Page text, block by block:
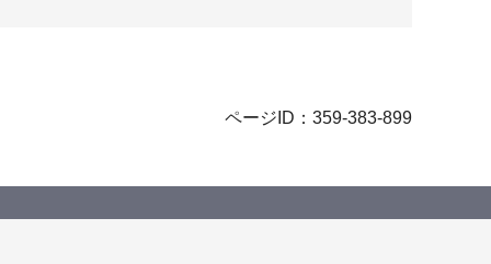
ページID：359-383-899